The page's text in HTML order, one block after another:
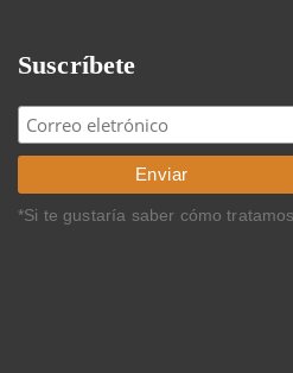
Suscríbete
*Si te gustaría saber cómo